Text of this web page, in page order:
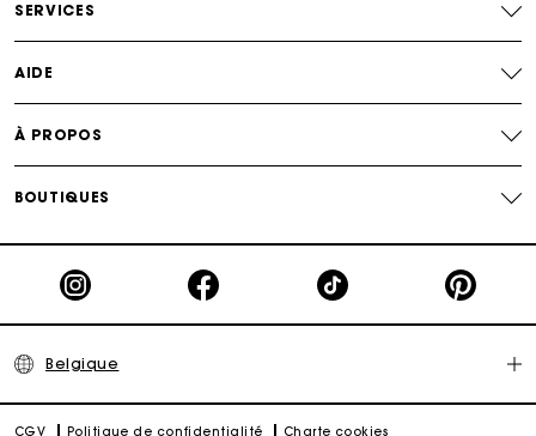
Echanges & Retours offerts
Carte Cadeau Maje : la meilleure façon d'offrir le
SERVICES
AIDE
À PROPOS
BOUTIQUES
Belgique
CGV Politique de confidentialité Charte cookies